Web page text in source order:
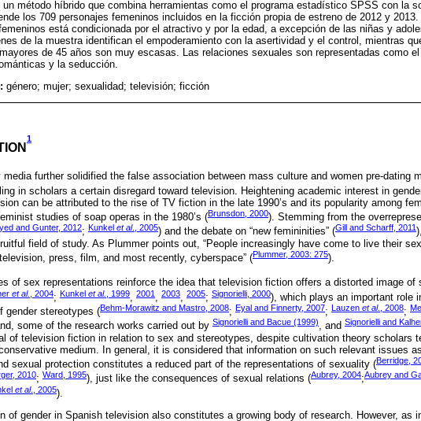
un método híbrido que combina herramientas como el programa estadístico SPSS con la
los 709 personajes femeninos incluidos en la ficción propia de estreno de 2012 y
está condicionada por el atractivo y por la edad, a excepción de las niñas y
de la muestra identifican el empoderamiento con la asertividad y el control, mientras
de 45 años son muy escasas. Las relaciones sexuales son representadas como el
y la seducción.
género; mujer; sexualidad; televisión; ficción
1
further solidified the false association between mass culture and women pre-dating
in scholars a certain disregard toward television. Heightening academic interest in
can be attributed to the rise of TV fiction in the late 1990’s and its popularity among
studies of soap operas in the 1980’s (Brunsdon, 2000). Stemming from the
and Gunter, 2012; Kunkel et al., 2005) and the debate on “new femininities” (Gill and Scharff, 2011
field of study. As Plummer points out, “People increasingly have come to live their
press, film, and most recently, cyberspace” (Plummer, 2003: 275).
of sex representations reinforce the idea that television fiction offers a distorted image of
et al. , 2004; Kunkel et al. , 1999, 2001 , 2003, 2005; Signorielli, 2000), which plays an important role
gender stereotypes (Behm-Morawitz and Mastro, 2008; Eyal and Finnerty, 2007; Lauzen et al., 2008;
some of the research works carried out by Signorielli and Bacue (1999), and Signorielli and
of television fiction in relation to sex and stereotypes, despite cultivation theory scholars
medium. In general, it is considered that information on such relevant issues
sexual protection constitutes a reduced part of the representations of sexuality (Berridge,
2010; Ward, 1995), just like the consequences of sexual relations (Aubrey, 2004;Aubrey and
et al., 2005).
of gender in Spanish television also constitutes a growing body of research. However, as